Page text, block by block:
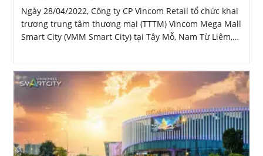
Ngày 28/04/2022, Công ty CP Vincom Retail tổ chức khai
trương trung tâm thương mại (TTTM) Vincom Mega Mall
Smart City (VMM Smart City) tại Tây Mỗ, Nam Từ Liêm,…